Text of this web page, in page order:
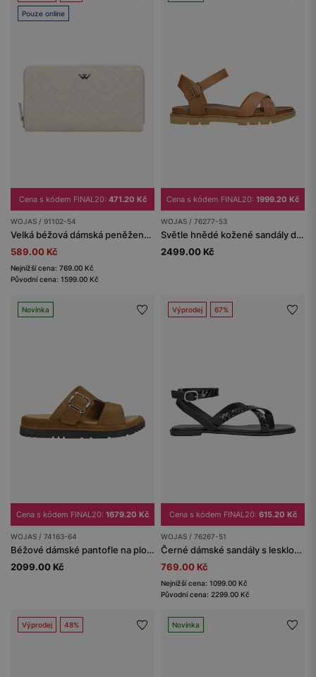
Pouze online
Cena s kódem FINAL20: 471.20 Kč
WOJAS / 91102-54
Velká béžová dámská peněženka z prošívané kůže
589.00 Kč
Nejnižší cena: 769.00 Kč
Původní cena: 1599.00 Kč
Cena s kódem FINAL20: 1999.20 Kč
WOJAS / 76277-53
Světle hnědé kožené sandály dámské
2499.00 Kč
Novinka
Cena s kódem FINAL20: 1679.20 Kč
WOJAS / 74163-64
Béžové dámské pantofle na ploché podrážce
2099.00 Kč
Výprodej 67%
Cena s kódem FINAL20: 615.20 Kč
WOJAS / 76267-51
Černé dámské sandály s lesklou texturou
769.00 Kč
Nejnižší cena: 1099.00 Kč
Původní cena: 2299.00 Kč
Výprodej 48% Novinka